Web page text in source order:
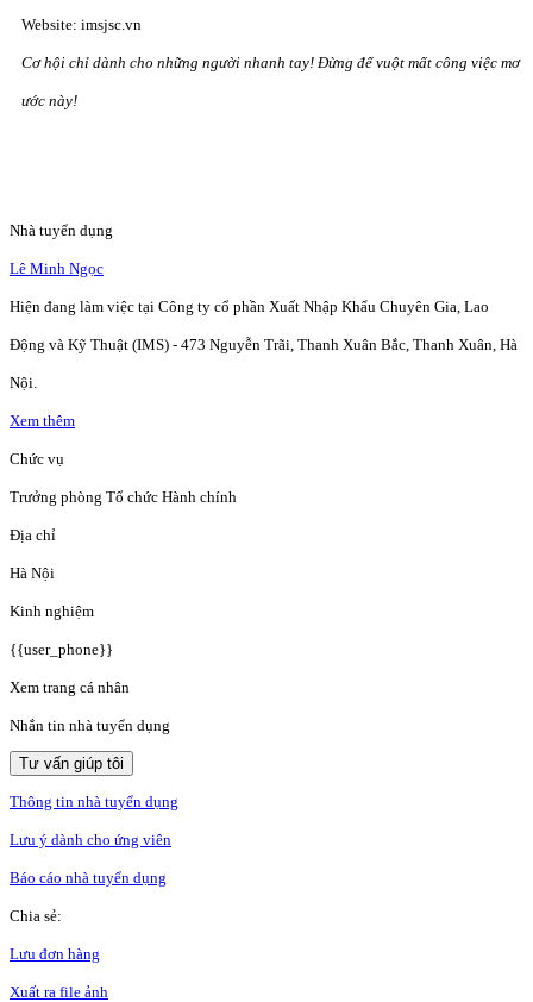
Website: imsjsc.vn
Cơ hội chỉ dành cho những người nhanh tay! Đừng để vuột mất công việc mơ
ước này!
Nhà tuyển dụng
Lê Minh Ngọc
Hiện đang làm việc tại Công ty cổ phần Xuất Nhập Khẩu Chuyên Gia, Lao
Động và Kỹ Thuật (IMS) - 473 Nguyễn Trãi, Thanh Xuân Bắc, Thanh Xuân, Hà
Nội.
Xem thêm
Chức vụ
Trưởng phòng Tổ chức Hành chính
Địa chỉ
Hà Nội
Kinh nghiệm
{{user_phone}}
Xem trang cá nhân
Nhắn tin nhà tuyển dụng
Tư vấn giúp tôi
Thông tin nhà tuyển dụng
Lưu ý dành cho ứng viên
Báo cáo nhà tuyển dụng
Chia sẻ:
Lưu đơn hàng
Xuất ra file ảnh